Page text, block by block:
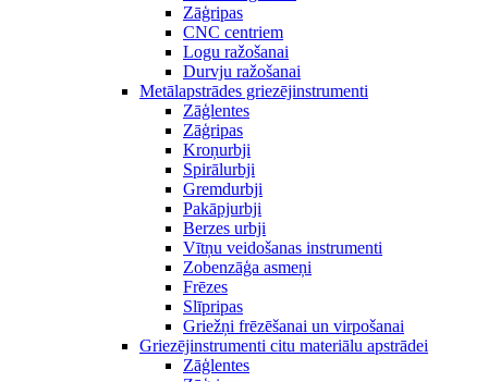
Zāģripas
CNC centriem
Logu ražošanai
Durvju ražošanai
Metālapstrādes griezējinstrumenti
Zāģlentes
Zāģripas
Kroņurbji
Spirālurbji
Gremdurbji
Pakāpjurbji
Berzes urbji
Vītņu veidošanas instrumenti
Zobenzāģa asmeņi
Frēzes
Slīpripas
Griežņi frēzēšanai un virpošanai
Griezējinstrumenti citu materiālu apstrādei
Zāģlentes